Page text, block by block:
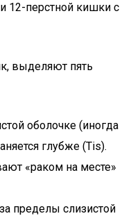
12-перстной кишки с
выделяют пять
оболочке (иногда
глубже (Tis).
«раком на месте»
пределы слизистой